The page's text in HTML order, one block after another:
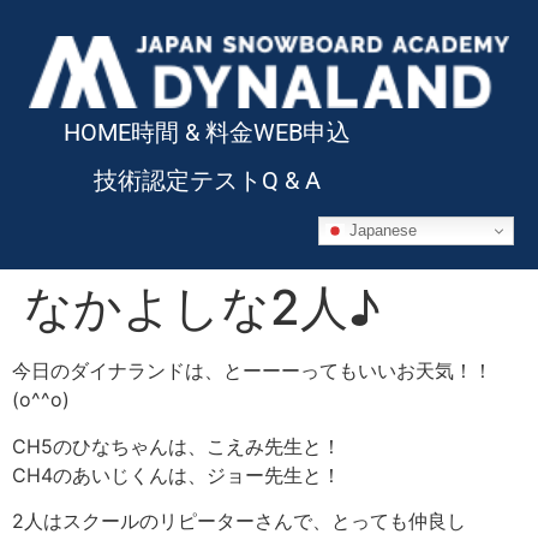
HOME時間 & 料金WEB申込
技術認定テスト Q & A
Japanese
なかよしな2人♪
今日のダイナランドは、とーーーってもいいお天気！！
(o^^o)
CH5のひなちゃんは、こえみ先生と！
CH4のあいじくんは、ジョー先生と！
2人はスクールのリピーターさんで、とっても仲良し